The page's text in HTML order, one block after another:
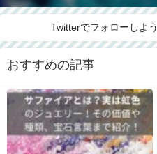
Twitterでフォローしよう
おすすめの記事